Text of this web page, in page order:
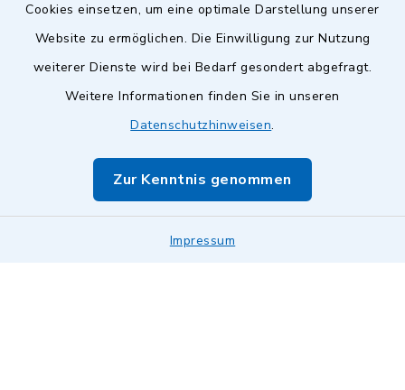
Cookies einsetzen, um eine optimale Darstellung unserer
Website zu ermöglichen. Die Einwilligung zur Nutzung
weiterer Dienste wird bei Bedarf gesondert abgefragt.
Weitere Informationen finden Sie in unseren
Datenschutzhinweisen.
Zur Kenntnis genommen
Impressum
Barrierefreiheit
Impressum
Sitemap